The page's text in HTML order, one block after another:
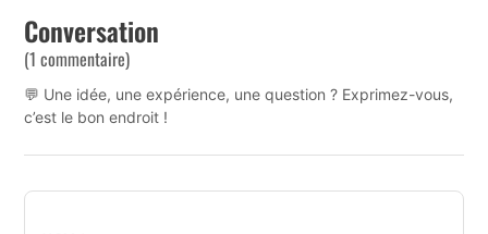
Conversation
(1 commentaire)
💬 Une idée, une expérience, une question ? Exprimez-vous,
c’est le bon endroit !